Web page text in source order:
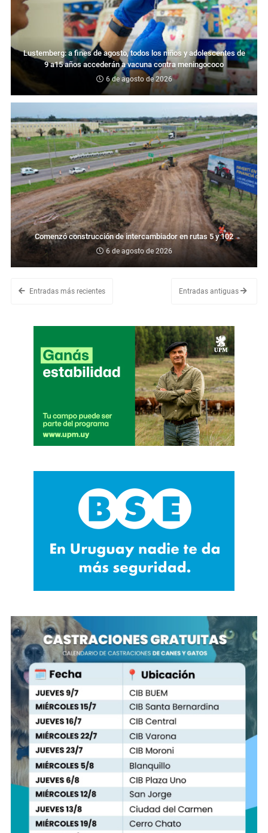
Lustemberg: a fines de agosto, todos los niños y adolescentes de
9 a15 años accederán a vacuna contra meningococo
6 de agosto de 2026
Comenzó construcción de intercambiador en rutas 5 y 102
6 de agosto de 2026
Entradas más recientes Entradas antiguas